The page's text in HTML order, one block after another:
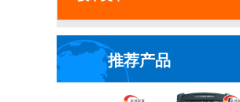
推荐产品